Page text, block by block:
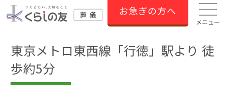
お急ぎの方へ
メニュー
東京メトロ東西線「行徳」駅より 徒
歩約5分